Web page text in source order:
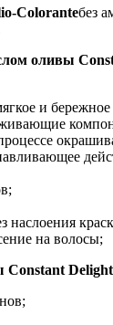
Coloranteбез
оливы
и
наслоения
на волосы;